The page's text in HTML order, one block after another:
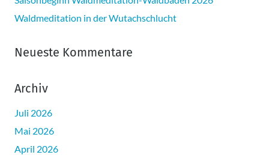
Waldmeditation in der Wutachschlucht
Neueste Kommentare
Archiv
Juli 2026
Mai 2026
April 2026